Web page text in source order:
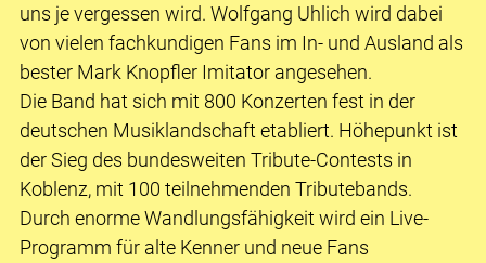
uns je vergessen wird. Wolfgang Uhlich wird dabei
von vielen fachkundigen Fans im In- und Ausland als
bester Mark Knopfler Imitator angesehen.
Die Band hat sich mit 800 Konzerten fest in der
deutschen Musiklandschaft etabliert. Höhepunkt ist
der Sieg des bundesweiten Tribute-Contests in
Koblenz, mit 100 teilnehmenden Tributebands.
Durch enorme Wandlungsfähigkeit wird ein Live-
Programm für alte Kenner und neue Fans